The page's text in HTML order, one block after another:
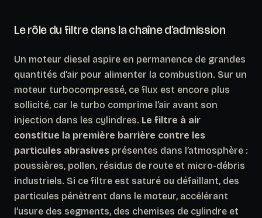
Le rôle du filtre dans la chaîne d’admission
Un moteur diesel aspire en permanence de grandes
quantités d’air pour alimenter la combustion. Sur un
moteur turbocompressé, ce flux est encore plus
sollicité, car le turbo comprime l’air avant son
injection dans les cylindres. Le filtre à air
constitue la première barrière contre les
particules abrasives présentes dans l’atmosphère :
poussières, pollen, résidus de route et micro-débris
industriels. Si ce filtre est saturé ou défaillant, des
particules pénètrent dans le moteur, accélérant
l’usure des segments, des chemises de cylindre et